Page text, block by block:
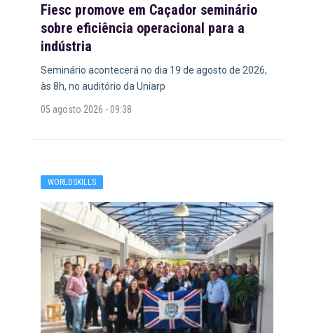
Fiesc promove em Caçador seminário
sobre eficiência operacional para a
indústria
Seminário acontecerá no dia 19 de agosto de 2026,
às 8h, no auditório da Uniarp
05 agosto 2026 - 09:38
WORLDSKILLS